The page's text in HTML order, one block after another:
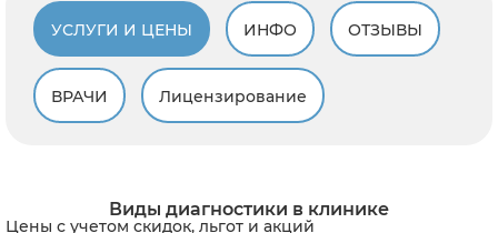
УСЛУГИ И ЦЕНЫ ИНФО ОТЗЫВЫ
ВРАЧИ Лицензирование
Виды диагностики в клинике
Цены с учетом скидок, льгот и акций